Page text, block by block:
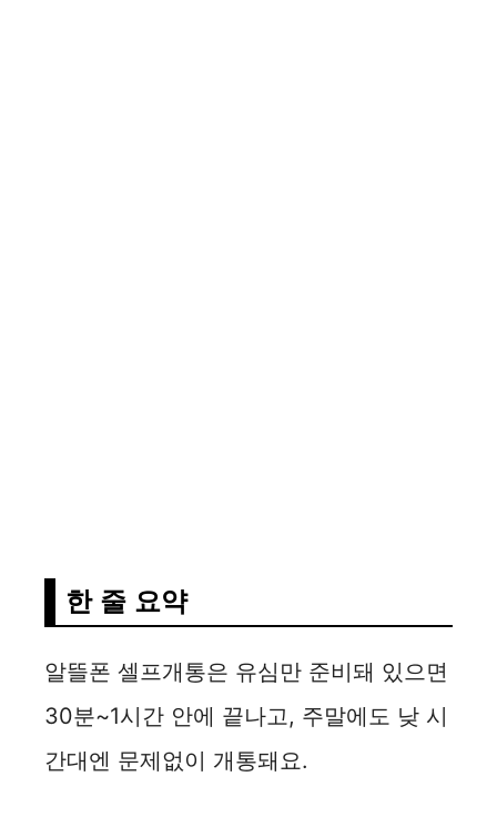
한 줄 요약
알뜰폰 셀프개통은 유심만 준비돼 있으면
30분~1시간 안에 끝나고, 주말에도 낮 시
간대엔 문제없이 개통돼요.